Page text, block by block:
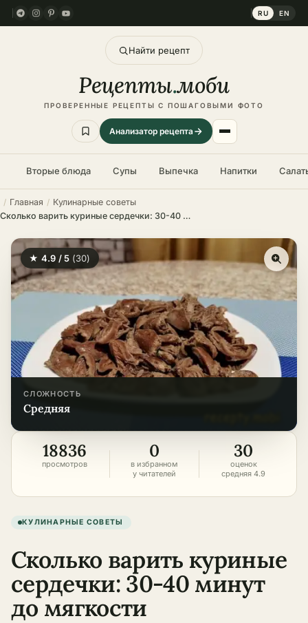
RU EN
Найти рецепт
Рецепты.моби
ПРОВЕРЕННЫЕ РЕЦЕПТЫ С ПОШАГОВЫМИ ФОТО
Анализатор рецепта
Вторые блюда Супы Выпечка Напитки
Главная
Кулинарные советы
Сколько варить куриные сердечки: 30-40 минут до мягкости
★ 4.9 / 5 (30)
СЛОЖНОСТЬ
средняя
18836
просмотров
0
в избранном
у читателей
30
оценок
средняя 4.9
КУЛИНАРНЫЕ СОВЕТЫ
Сколько варить куриные
сердечки: 30-40 минут
до мягкости